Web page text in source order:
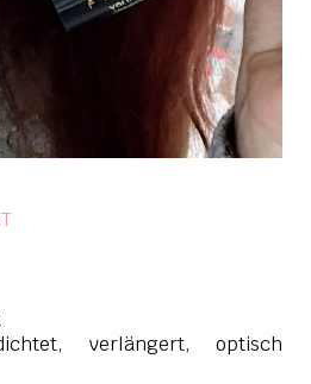
verlängert, optisch